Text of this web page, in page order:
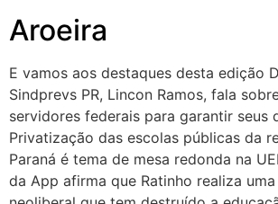
Aroeira
E vamos aos destaques desta edição
Sindprevs PR, Lincon Ramos, fala
servidores federais para garantir seus
Privatização das escolas públicas da
Paraná é tema de mesa redonda na
da App afirma que Ratinho realiza